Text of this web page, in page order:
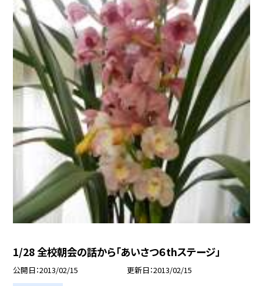
1/28 全校朝会の話から「あいさつ６thステージ」
公開日 2013/02/15 更新日 2013/02/15